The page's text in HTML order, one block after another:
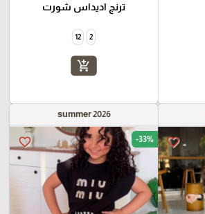
ترنج اديداس شورت
2
12
add_shopping_cart
favorite_border
summer 2026
favorite_border -33%